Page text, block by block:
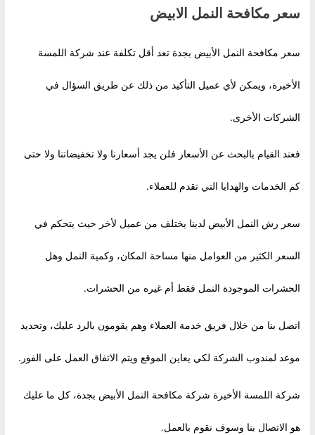
سعر مكافحة النمل الابيض
سعر مكافحة النمل الأبيض بجدة تعد أقل تكلفة عند شركة اللمسة
الأخيرة، ويمكن لأي عميل التأكيد من ذلك عن طريق السؤال في
الشركات الأخرى.
فعند القيام بالبحث عن الأسعار فلن يجد أسعارنا ولا تخفيضاتنا ولا حتى
كم الخدمات والهدايا التي تقدم للعملاء.
سعر رش النمل الأبيض لدينا يختلف من عميل لأخر حيث يتحكم في
السعر الكثير من العوامل منها مساحة المكان، وكمية النمل وهل
الحشرات الموجودة النمل فقط أم غيره من الحشرات.
اتصل بنا من خلال فريق خدمة العملاء وهم يقومون بالرد عليك، وتحديد
موعد لمندوب الشركة لكي يعاين الموقع ويتم الاتفاق العمل على الفور.
شركة اللمسة الأخيرة شركة مكافحة النمل الأبيض بجدة، كل ما عليك
هو الاتصال بنا وسوف نقوم بالعمل.